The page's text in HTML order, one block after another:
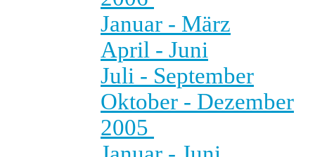
Januar - März
April - Juni
Juli - September
Oktober - Dezember
2005